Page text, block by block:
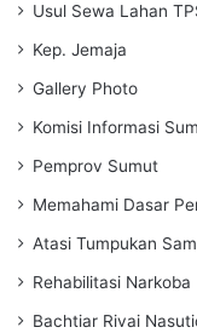
Usul Sewa Lahan
Kep. Jemaja
Gallery Photo
Komisi Informasi
Pemprov Sumut
Memahami Dasar
Atasi Tumpukan
Rehabilitasi Narkoba
Bachtiar Rivai